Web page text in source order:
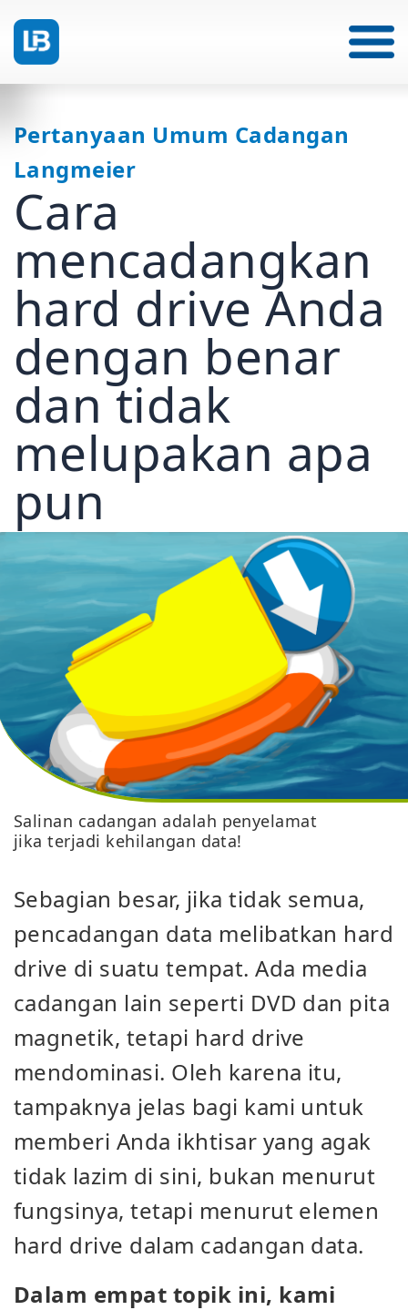
Pertanyaan Umum Cadangan
Langmeier
Cara
mencadangkan
hard drive Anda
dengan benar
dan tidak
melupakan apa
pun
Salinan cadangan adalah penyelamat
jika terjadi kehilangan data!
Sebagian besar, jika tidak semua,
pencadangan data melibatkan hard
drive di suatu tempat. Ada media
cadangan lain seperti DVD dan pita
magnetik, tetapi hard drive
mendominasi. Oleh karena itu,
tampaknya jelas bagi kami untuk
memberi Anda ikhtisar yang agak
tidak lazim di sini, bukan menurut
fungsinya, tetapi menurut elemen
hard drive dalam cadangan data.
Dalam empat topik ini, kami